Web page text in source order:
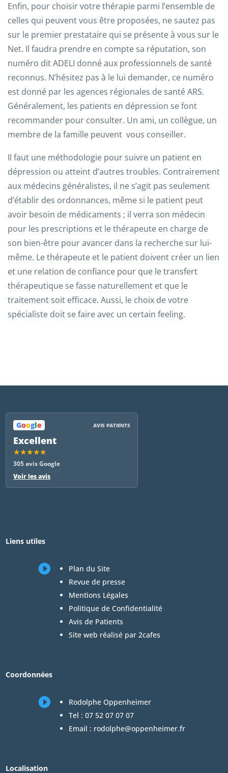
Enfin, pour choisir votre thérapie parmi l’ensemble de
celles qui peuvent vous être proposées, ne sautez pas
sur le premier prestataire qui se présente à vous sur le
Net. Il faudra prendre en compte sa réputation, son
numéro dit ADELI donné aux professionnels de santé
reconnus. N’hésitez pas à le lui demander, ce numéro
est donné par les agences régionales de santé ARS.
Généralement, les patients en dépression se font
recommander pour consulter. Un ami, un collègue, un
membre de la famille peuvent vous conseiller.
Il faut une méthodologie pour suivre un patient en
dépression ou atteint d’autres troubles. Contrairement
aux médecins généralistes, il ne s’agit pas seulement
d’établir des ordonnances, même si le patient peut
avoir besoin de médicaments ; il verra son médecin
pour les prescriptions et le thérapeute en charge de
son bien-être pour avancer dans la recherche sur lui-
même. Le thérapeute et le patient doivent créer un lien
et une relation de confiance pour que le transfert
thérapeutique se fasse naturellement et que le
traitement soit efficace. Aussi, le choix de votre
spécialiste doit se faire avec un certain feeling.
Google AVIS PATIENTS
Excellent
★★★★★
305 avis Google
Voir les avis
Liens utiles

Plan du Site
Revue de presse
Mentions Légales
Politique de Confidentialité
Avis de Patients
Site web réalisé par 2cafes
Coordonnées

Rodolphe Oppenheimer
Tel : 07 52 07 07 07
Email : rodolphe@oppenheimer.fr
Localisation